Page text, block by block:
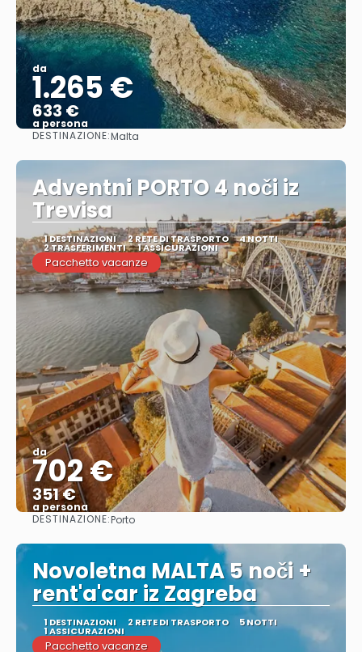
da
1.265 €
633 €
a persona
DESTINAZIONE:Malta
Adventni PORTO 4 noči iz
Trevisa
1 DESTINAZIONI 2 RETE DI TRASPORTO 4 NOTTI
2 TRASFERIMENTI 1 ASSICURAZIONI
Pacchetto vacanze
da
702 €
351 €
a persona
DESTINAZIONE:Porto
Novoletna MALTA 5 noči +
rent'a'car iz Zagreba
1 DESTINAZIONI 2 RETE DI TRASPORTO 5 NOTTI
1 ASSICURAZIONI
Pacchetto vacanze